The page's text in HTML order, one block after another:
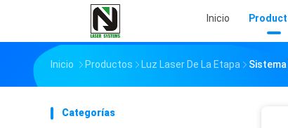
Inicio
Inicio Productos Luz Laser De La Etapa Sistema
Categorías